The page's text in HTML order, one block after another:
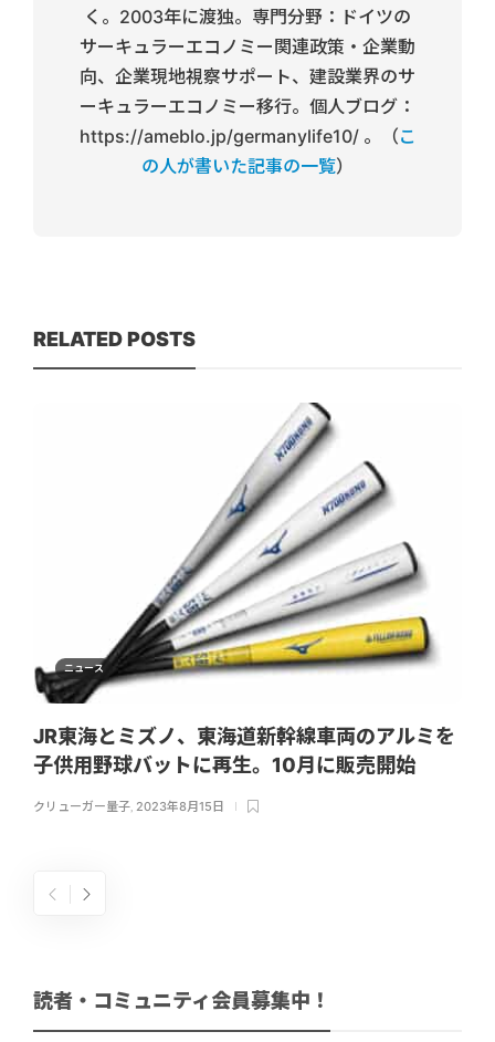
く。2003年に渡独。専門分野：ドイツの
サーキュラーエコノミー関連政策・企業動
向、企業現地視察サポート、建設業界のサ
ーキュラーエコノミー移行。個人ブログ：
https://ameblo.jp/germanylife10/ 。（こ
の人が書いた記事の一覧）
RELATED POSTS
ニュース
JR東海とミズノ、東海道新幹線車両のアルミを
子供用野球バットに再生。10月に販売開始
クリューガー量子, 2023年8月15日
読者・コミュニティ会員募集中！